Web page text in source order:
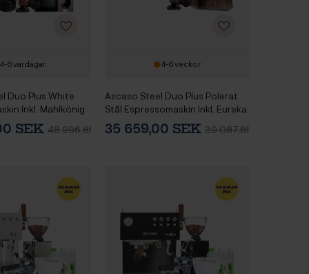
4-6 vardagar
Duo Plus White
Inkl. Mahlkönig
Vit &
SEK 48 996,85 SEK
4-6 veckor
Ascaso Steel Duo Plus Polerat
Stål Espressomaskin Inkl. Eureka
Mignon Libra 55 Krom
Espressokvarn &
35 659,00 SEK39 087,85 SEK